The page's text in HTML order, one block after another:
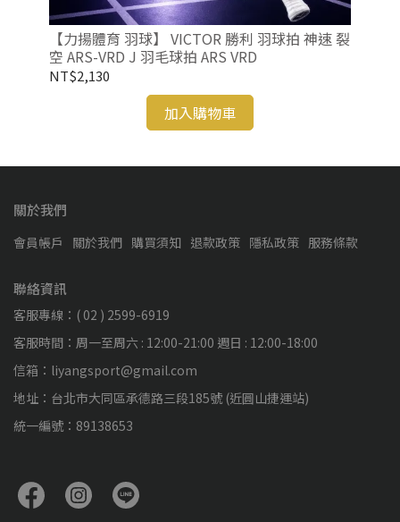
【力揚體育 羽球】 VICTOR 勝利 羽球拍 神速 裂
空 ARS-VRD J 羽毛球拍 ARS VRD
NT$2,130
加入購物車
關於我們
會員帳戶 關於我們 購買須知 退款政策 隱私政策 服務條款
聯絡資訊
客服專線：( 02 ) 2599-6919
客服時間：周一至周六 : 12:00-21:00 週日 : 12:00-18:00
信箱：liyangsport@gmail.com
地址：台北市大同區承德路三段185號 (近圓山捷運站)
統一編號：89138653